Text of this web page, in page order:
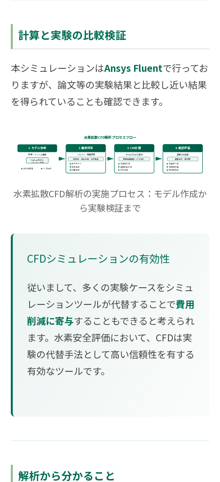
計算と実験の比較検証
本シミュレーションはAnsys Fluentで行ってお
りますが、論文等の実験結果と比較し近い結果
を得られていることも確認できます。
水素拡散CFD解析プロセスフロー
1. モデル作成
形状・メッシュ生成
Hallwayモデル
+プレナム空間
換気口配置 H₂流出口
2. 解析設定
ソルバー・物性設定
非定常・混合気体・浮力考慮
乱流モデル
境界条件
初期条件
3. CFD計算
Ansys Fluent実行
時間発展解析（0-600秒）
流速場計算
濃度拡散計算
収束判定
4. 検証評価
実験との比較
濃度分布・時刻歴
定量的一致
定性的評価
信頼性確認
水素拡散CFD解析の実施プロセス：モデル作成か
ら実験検証まで
CFDシミュレーションの有効性
従いまして、多くの実験ケースをシミュ
レーションツールが代替することで費用
削減に寄与することもできると考えられ
ます。水素安全評価において、CFDは実
験の代替手法として高い信頼性を有する
有効なツールです。
解析から分かること